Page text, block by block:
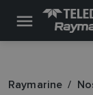
Raymarine